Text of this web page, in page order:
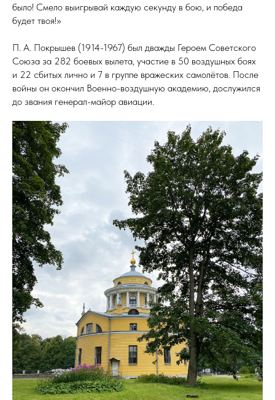
было! Смело выигрывай каждую секунду в бою, и победа
будет твоя!»
П. А. Покрышев (1914-1967) был дважды Героем Советского
Союза за 282 боевых вылета, участие в 50 воздушных боях
и 22 сбитых лично и 7 в группе вражеских самолётов. После
войны он окончил Военно-воздушную академию, дослужился
до звания генерал-майор авиации.